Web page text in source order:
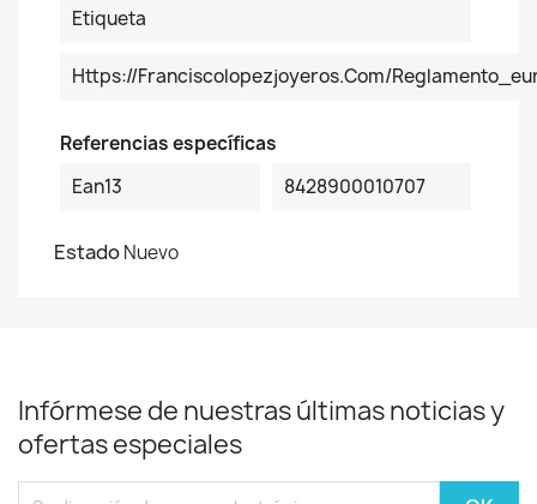
Etiqueta
Https://franciscolopezjoyeros.com/
Referencias específicas
Ean13
8428900010707
EstadoNuevo
Infórmese de nuestras últimas noticias y
ofertas especiales